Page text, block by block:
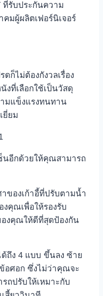
ที่รับประกันความ
มผู้ผลิตเฟอร์นิเจอร์
ก็ไม่ต้องกังวลเรื่อง
งที่เลือกใช้เป็นวัสดุ
มแข็งแรงทนทาน
ยี่ยม
นอีกด้วยให้คุณสามารถ
ของเก้าอี้ที่ปรับตามน้ำ
คุณเพื่อให้รองรับ
งคุณให้ดีที่สุดป้องกัน
ถึง 4 แบบ ขึ้นลง ซ้าย
อศอก ซึ่งไม่ว่าคุณจะ
ถปรับให้เหมาะกับ